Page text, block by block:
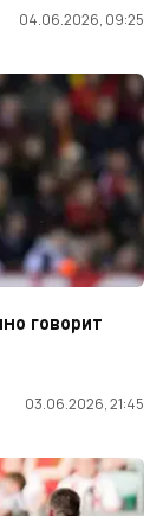
04.06.2026, 09:25
говорит
03.06.2026, 21:45